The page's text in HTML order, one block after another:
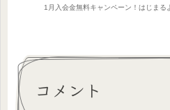
1月入会金無料キャンペーン！はじまる
コメント